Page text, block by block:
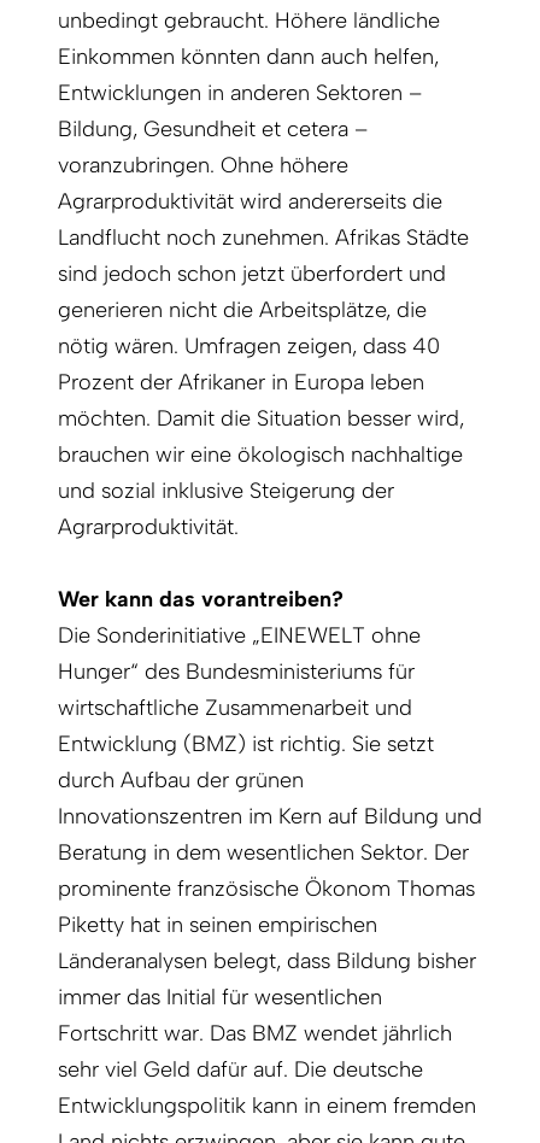
unbedingt gebraucht. Höhere ländliche
Einkommen könnten dann auch helfen,
Entwicklungen in anderen Sektoren –
Bildung, Gesundheit et cetera –
voranzubringen. Ohne höhere
Agrarproduktivität wird andererseits die
Landflucht noch zunehmen. Afrikas Städte
sind jedoch schon jetzt überfordert und
generieren nicht die Arbeitsplätze, die
nötig wären. Umfragen zeigen, dass 40
Prozent der Afrikaner in Europa leben
möchten. Damit die Situation besser wird,
brauchen wir eine ökologisch nachhaltige
und sozial inklusive Steigerung der
Agrarproduktivität.
Wer kann das vorantreiben?
Die Sonderinitiative „EINEWELT ohne
Hunger“ des Bundesministeriums für
wirtschaftliche Zusammenarbeit und
Entwicklung (BMZ) ist richtig. Sie setzt
durch Aufbau der grünen
Innovationszentren im Kern auf Bildung und
Beratung in dem wesentlichen Sektor. Der
prominente französische Ökonom Thomas
Piketty hat in seinen empirischen
Länderanalysen belegt, dass Bildung bisher
immer das Initial für wesentlichen
Fortschritt war. Das BMZ wendet jährlich
sehr viel Geld dafür auf. Die deutsche
Entwicklungspolitik kann in einem fremden